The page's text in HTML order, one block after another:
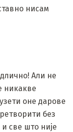
нисам
Али не
никакве
оне дарове
без
и све што није